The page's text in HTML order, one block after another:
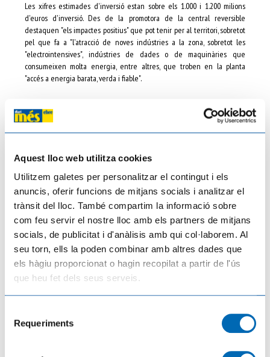
Aquest lloc web utilitza cookies
Utilitzem galetes per personalitzar el contingut i els
anuncis, oferir funcions de mitjans socials i analitzar el
trànsit del lloc. També compartim la informació sobre
com feu servir el nostre lloc amb els partners de mitjans
socials, de publicitat i d'anàlisis amb qui col·laborem. Al
seu torn, ells la poden combinar amb altres dades que
els hàgiu proporcionat o hagin recopilat a partir de l'ús
que heu fet dels seus serveis.
Requeriments
Les xifres estimades d'inversió estan sobre els 1.000 i 1.200 milions
d'euros d'inversió. Des de la promotora de la central reversible
destaquen "els impactes positius" que pot tenir per al territori, sobretot
pel que fa a "l'atracció de noves indústries a la zona, sobretot les
"electrointensives", indústries de dades o de maquinàries que
consumeixen molta energia, entre altres, que troben en la planta
"accés a energia barata, verda i fiable".
Comparteix aquesta noticia
Fés el teu comentari
Notícies relacionades